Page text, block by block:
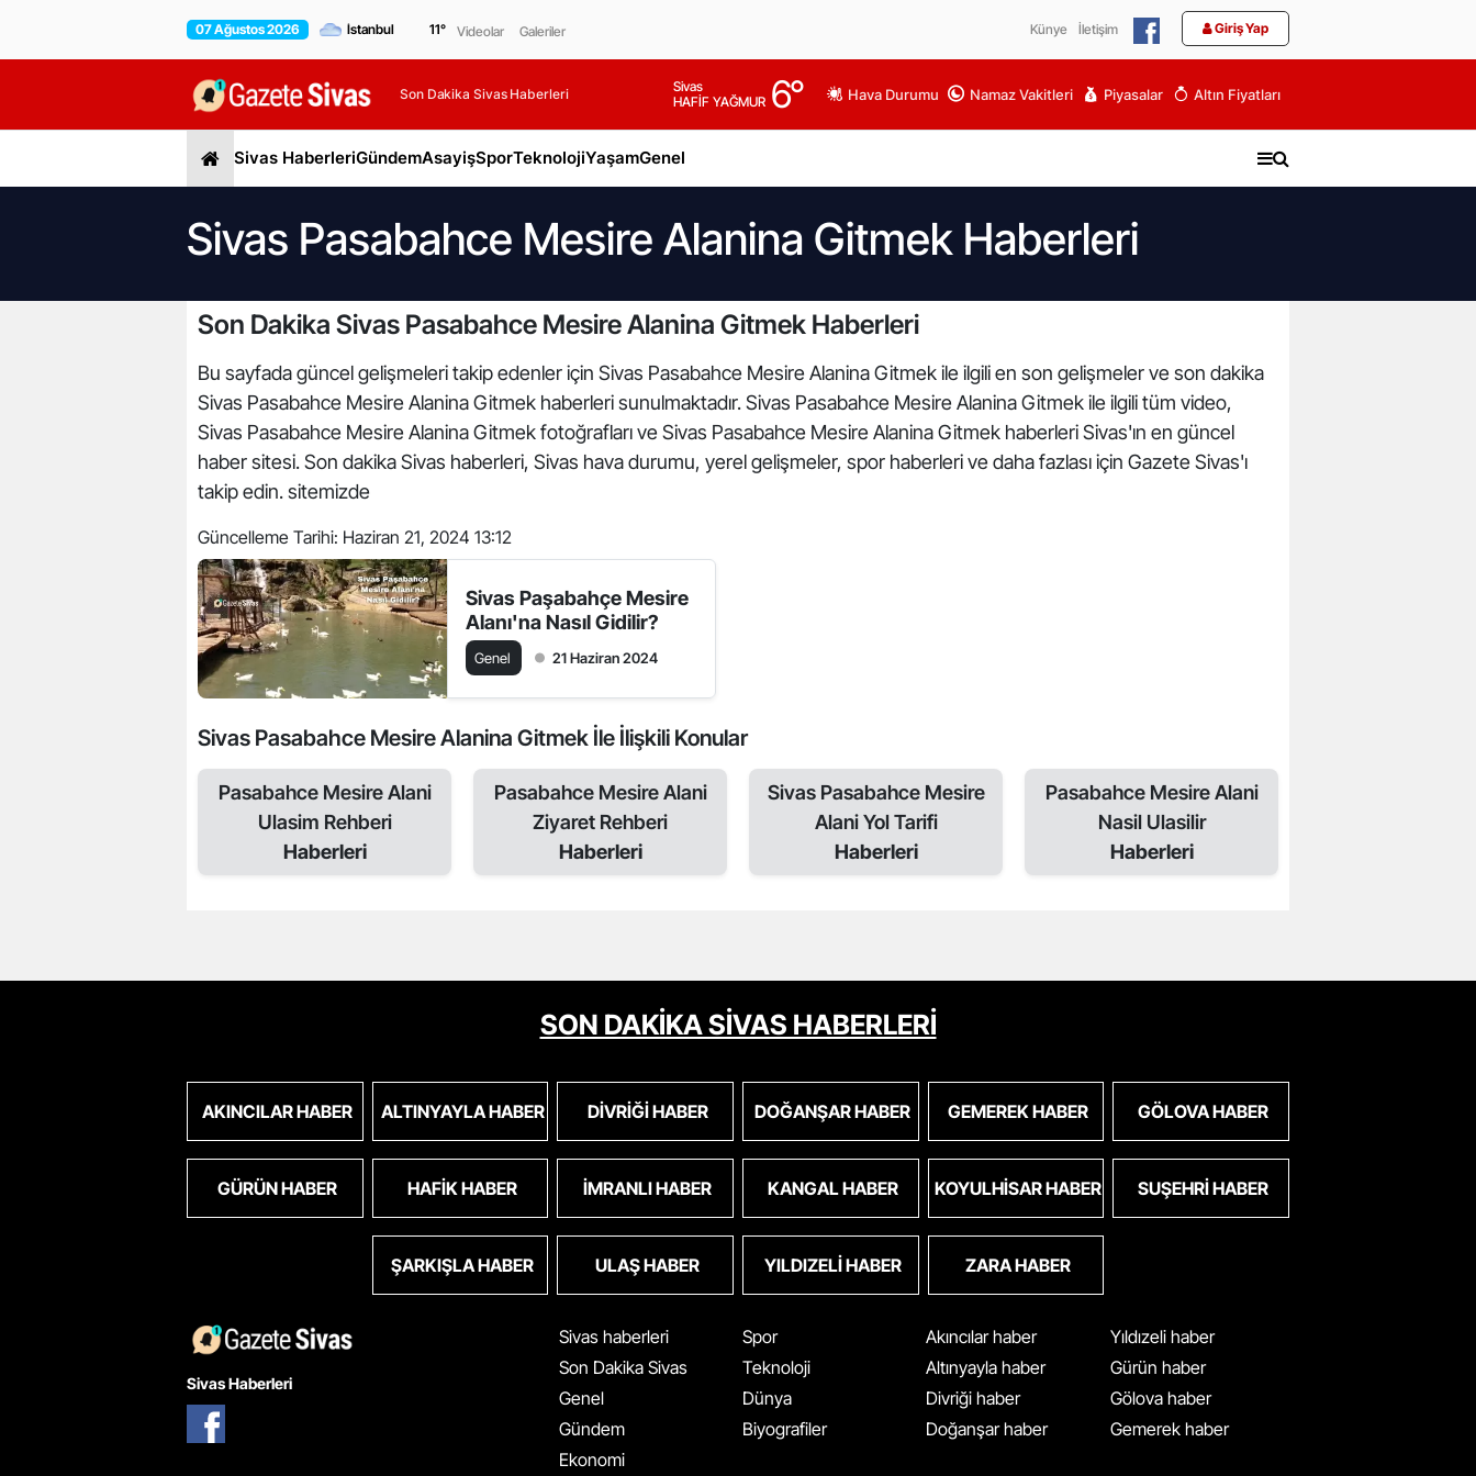
07 Ağustos 2026 11° Videolar Galeriler Künye İletişim Giriş Yap
Son Dakika Sivas Haberleri
Sivas
HAFİF YAĞMUR 6° Hava Durumu Namaz Vakitleri Piyasalar Altın Fiyatları
Sivas HaberleriGündemAsayişSporTeknolojiYaşamGenel
Sivas Pasabahce Mesire Alanina Gitmek Haberleri
Son Dakika Sivas Pasabahce Mesire Alanina Gitmek Haberleri
Bu sayfada güncel gelişmeleri takip edenler için Sivas Pasabahce Mesire Alanina Gitmek ile ilgili en son gelişmeler ve son dakika
Sivas Pasabahce Mesire Alanina Gitmek haberleri sunulmaktadır. Sivas Pasabahce Mesire Alanina Gitmek ile ilgili tüm video,
Sivas Pasabahce Mesire Alanina Gitmek fotoğrafları ve Sivas Pasabahce Mesire Alanina Gitmek haberleri Sivas'ın en güncel
haber sitesi. Son dakika Sivas haberleri, Sivas hava durumu, yerel gelişmeler, spor haberleri ve daha fazlası için Gazete Sivas'ı
takip edin. sitemizde
Güncelleme Tarihi: Haziran 21, 2024 13:12
Sivas Paşabahçe Mesire
Alanı'na Nasıl Gidilir?
Genel 21 Haziran 2024
Sivas Pasabahce Mesire Alanina Gitmek İle İlişkili Konular
Pasabahce Mesire Alani
Ulasim Rehberi
Haberleri
Pasabahce Mesire Alani
Ziyaret Rehberi
Haberleri
Sivas Pasabahce Mesire
Alani Yol Tarifi
Haberleri
Pasabahce Mesire Alani
Nasil Ulasilir
Haberleri
SON DAKİKA SİVAS HABERLERİ
AKINCILAR HABER ALTINYAYLA HABER DIVRIĞI HABER DOĞANŞAR HABER GEMEREK HABER GÖLOVA HABER
GÜRÜN HABER HAFIK HABER İMRANLI HABER KANGAL HABER KOYULHISAR HABER SUŞEHRI HABER
ŞARKIŞLA HABER ULAŞ HABER YILDIZELI HABER ZARA HABER
Sivas Haberleri
Sivas haberleri
Son Dakika Sivas
Genel
Gündem
Ekonomi
Spor
Teknoloji
Dünya
Biyografiler
Akıncılar haber
Altınyayla haber
Divriği haber
Doğanşar haber
Yıldızeli haber
Gürün haber
Gölova haber
Gemerek haber